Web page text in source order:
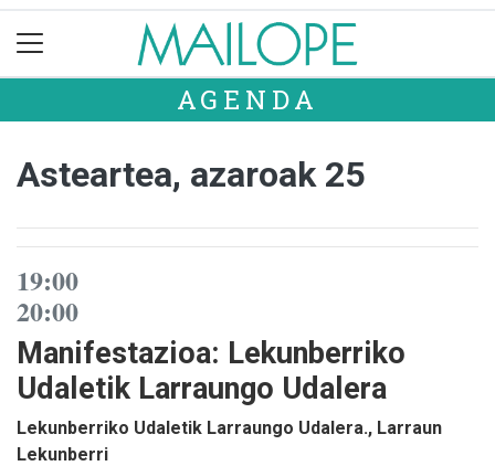
AGENDA
Asteartea, azaroak 25
19:00
20:00
Manifestazioa: Lekunberriko
Udaletik Larraungo Udalera
Lekunberriko Udaletik Larraungo Udalera., Larraun
Lekunberri